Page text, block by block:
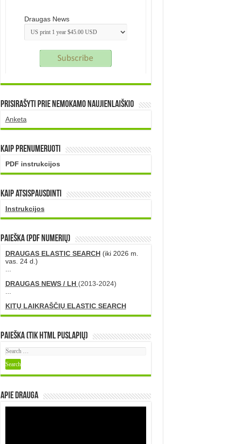
Draugas News
Prisirašyti prie nemokamo naujienlaiškio
Anketa
Kaip prenumeruoti
PDF instrukcijos
Kaip atsispausdinti
Instrukcijos
PAIEŠKA (PDF numerių)
DRAUGAS ELASTIC SEARCH(iki 2026 m.
vas. 24 d.)
...
DRAUGAS NEWS / LH (2013-2024)
...
KITŲ LAIKRAŠČIŲ ELASTIC SEARCH
Paieška (tik HTML puslapių)
Apie DRAUGA